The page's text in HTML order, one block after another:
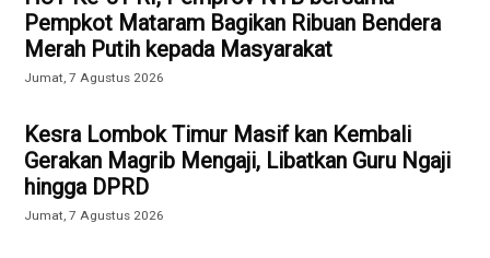
Pempkot Mataram Bagikan Ribuan Bendera
Merah Putih kepada Masyarakat
Jumat, 7 Agustus 2026
Kesra Lombok Timur Masif kan Kembali
Gerakan Magrib Mengaji, Libatkan Guru Ngaji
hingga DPRD
Jumat, 7 Agustus 2026